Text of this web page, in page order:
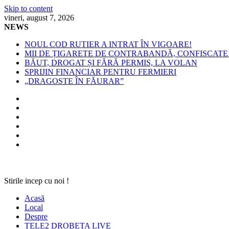
Skip to content
vineri, august 7, 2026
NEWS
NOUL COD RUTIER A INTRAT ÎN VIGOARE!
MII DE ȚIGARETE DE CONTRABANDĂ,
BĂUT, DROGAT ȘI FĂRĂ PERMIS, LA VOLAN
SPRIJIN FINANCIAR PENTRU FERMIERI
„DRAGOSTE ÎN FĂURAR”
Stirile incep cu noi !
Acasă
Local
Despre
TELE2 DROBETA LIVE